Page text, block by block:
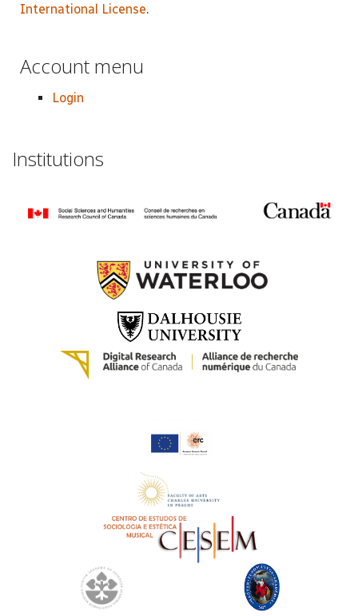
International License.
Account menu
Login
Institutions